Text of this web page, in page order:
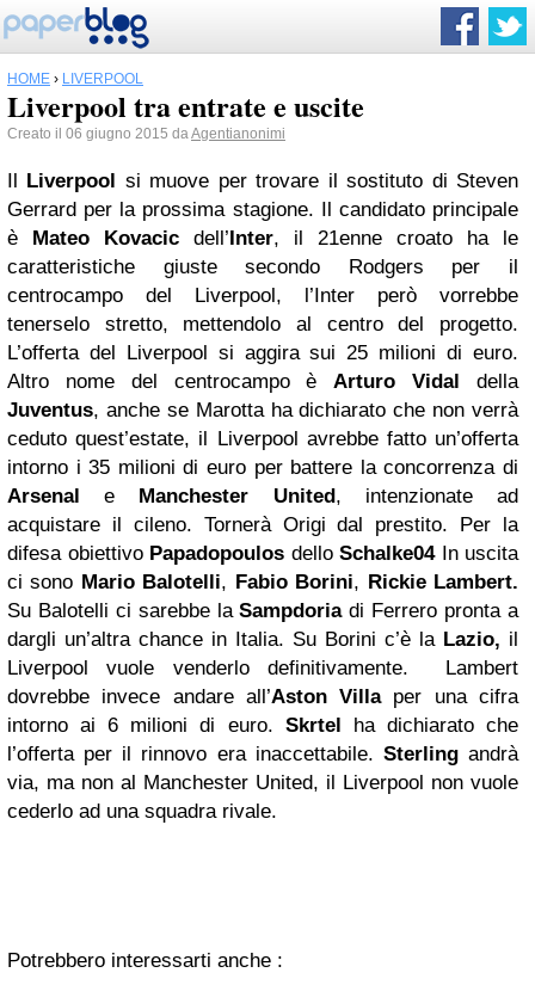
HOME › LIVERPOOL
Liverpool tra entrate e uscite
Creato il 06 giugno 2015 daAgentianonimi
Il Liverpool si muove per trovare il sostituto di Steven
Gerrard per la prossima stagione. Il candidato principale
è Mateo Kovacic dell’Inter, il 21enne croato ha le
caratteristiche giuste secondo Rodgers per il
centrocampo del Liverpool, l’Inter però vorrebbe
tenerselo stretto, mettendolo al centro del progetto.
L’offerta del Liverpool si aggira sui 25 milioni di euro.
Altro nome del centrocampo èArturo Vidal della
Juventus, anche se Marotta ha dichiarato che non verrà
ceduto quest’estate, il Liverpool avrebbe fatto un’offerta
intorno i 35 milioni di euro per battere la concorrenza di
Arsenal e Manchester United, intenzionate ad
acquistare il cileno. Tornerà Origi dal prestito. Per la
difesa obiettivo Papadopoulos dello Schalke04In uscita
ci sono Mario Balotelli, Fabio Borini, Rickie Lambert.
Su Balotelli ci sarebbe laSampdoriadi Ferrero pronta a
dargli un’altra chance in Italia. Su Borini c’è la Lazio, il
Liverpool vuole venderlo definitivamente. Lambert
dovrebbe invece andare all’Aston Villaper una cifra
intorno ai 6 milioni di euro. Skrtel ha dichiarato che
l’offerta per il rinnovo era inaccettabile. Sterlingandrà
via, ma non al Manchester United, il Liverpool non vuole
cederlo ad una squadra rivale.
Potrebbero interessarti anche :